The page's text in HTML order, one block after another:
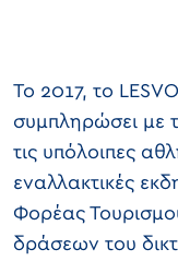
Το 2017, το
συμπληρώσει με
τις υπόλοιπες
εναλλακτικές
Φορέας
δράσεων του